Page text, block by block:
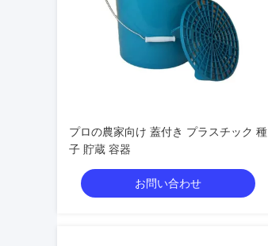
プロの農家向け 蓋付き プラスチック 種
子 貯蔵 容器
お問い合わせ